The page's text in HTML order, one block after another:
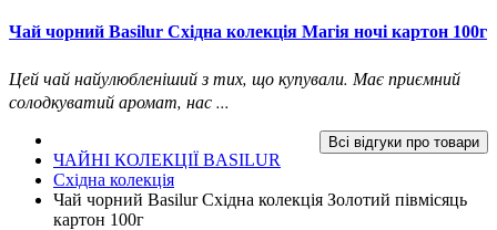
Чай чорний Basilur Східна колекція Магія ночі картон 100г
Цей чай найулюбленіший з тих, що купували. Має приємний
солодкуватий аромат, нас ...
Всі відгуки про товари
ЧАЙНІ КОЛЕКЦІЇ BASILUR
Східна колекція
Чай чорний Basilur Східна колекція Золотий півмісяць
картон 100г